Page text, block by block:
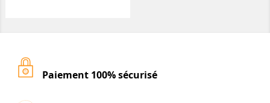
Paiement 100% sécurisé